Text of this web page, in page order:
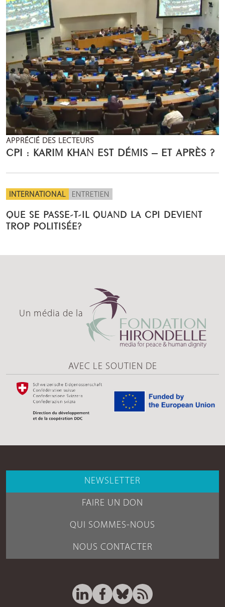
APPRÉCIÉ DES LECTEURS
CPI : KARIM KHAN EST DÉMIS – ET APRÈS ?
INTERNATIONAL ENTRETIEN
QUE SE PASSE-T-IL QUAND LA CPI DEVIENT
TROP POLITISÉE?
Un média de la
AVEC LE SOUTIEN DE
NEWSLETTER
FAIRE UN DON
QUI SOMMES-NOUS
NOUS CONTACTER